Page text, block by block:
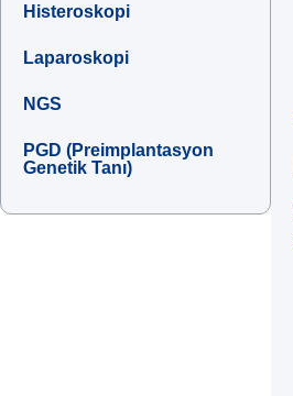
Histeroskopi
Laparoskopi
NGS
PGD (Preimplantasyon
Genetik Tanı)